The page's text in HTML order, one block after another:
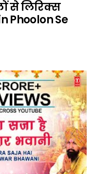
से लिरिक्स
Phoolon Se